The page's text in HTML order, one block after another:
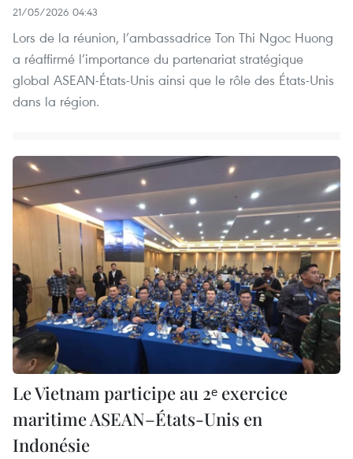
21/05/2026 04:43
Lors de la réunion, l’ambassadrice Ton Thi Ngoc Huong
a réaffirmé l’importance du partenariat stratégique
global ASEAN-États-Unis ainsi que le rôle des États-Unis
dans la région.
Le Vietnam participe au 2ᵉ exercice
maritime ASEAN–États-Unis en
Indonésie